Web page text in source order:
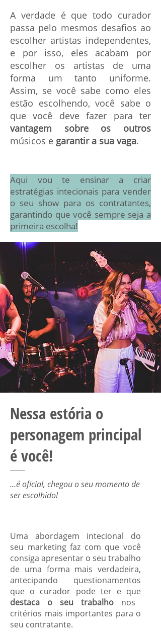
A verdade é que todo curador
passa pelo mesmos desafios ao
escolher artistas independentes,
e por isso, eles acabam por
escolher os artistas de uma
forma um tanto uniforme.
Assim, se você sabe como eles
estão escolhendo, você sabe o
que você deve fazer para ter
vantagem sobre os outros
músicos e garantir a sua vaga.
Aqui vou te ensinar a criar
estratégias intecionais para vender
o seu show para os contratantes,
garantindo que você sempre seja a
primeira escolha!
Nessa estória o
personagem principal
é você!
...é oficial, chegou o seu momento de
ser escolhido!
Uma abordagem intecional do
seu marketing faz com que você
consiga apresentar o seu trabalho
de uma forma mais verdadeira,
antecipando questionamentos
que o curador pode ter e que
destaca o seu trabalho nos
critérios mais importantes para o
seu contratante.